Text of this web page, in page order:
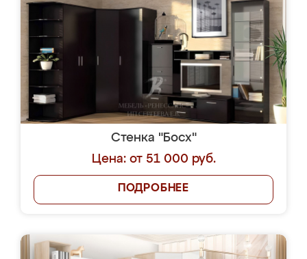
Стенка "Босх"
Цена: от 51 000 руб.
ПОДРОБНЕЕ